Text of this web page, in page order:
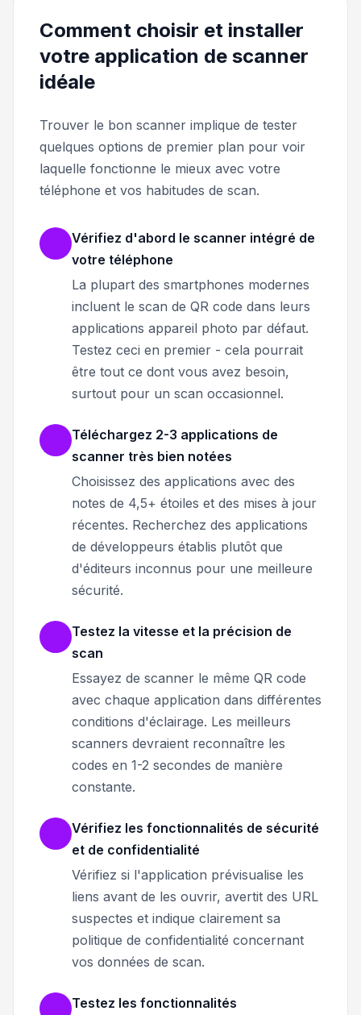
Comment choisir et installer
votre application de scanner
idéale
Trouver le bon scanner implique de tester
quelques options de premier plan pour voir
laquelle fonctionne le mieux avec votre
téléphone et vos habitudes de scan.
Vérifiez d'abord le scanner intégré de
votre téléphone
La plupart des smartphones modernes
incluent le scan de QR code dans leurs
applications appareil photo par défaut.
Testez ceci en premier - cela pourrait
être tout ce dont vous avez besoin,
surtout pour un scan occasionnel.
Téléchargez 2-3 applications de
scanner très bien notées
Choisissez des applications avec des
notes de 4,5+ étoiles et des mises à jour
récentes. Recherchez des applications
de développeurs établis plutôt que
d'éditeurs inconnus pour une meilleure
sécurité.
Testez la vitesse et la précision de
scan
Essayez de scanner le même QR code
avec chaque application dans différentes
conditions d'éclairage. Les meilleurs
scanners devraient reconnaître les
codes en 1-2 secondes de manière
constante.
Vérifiez les fonctionnalités de sécurité
et de confidentialité
Vérifiez si l'application prévisualise les
liens avant de les ouvrir, avertit des URL
suspectes et indique clairement sa
politique de confidentialité concernant
vos données de scan.
Testez les fonctionnalités